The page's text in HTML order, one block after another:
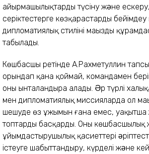
айырмашылықтарды түсіну жəне
серіктестерге көзқарастарды бейімдеу
дипломатиялық стилінің маңызды
табылады.
Көшбасшы ретінде А.Рахметуллин
орындап қана қоймай, командамен
оны ынталандыра алады. Əр түрлі
мен дипломатиялық миссияларда ол
шешуде өз ұжымын ғана емес, уақытша
топтарды басқарды. Оның көшбасшылық
ұйымдастырушылық қасиеттері
істеуге шабыттандыру, күрделі жəне